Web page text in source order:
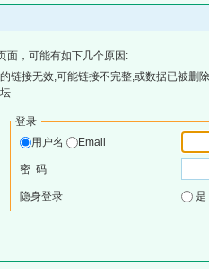
面，可能有如下几个原因:
链接无效,可能链接不完整,或数据已被删
登录
用户名
Email
密 码
隐身登录